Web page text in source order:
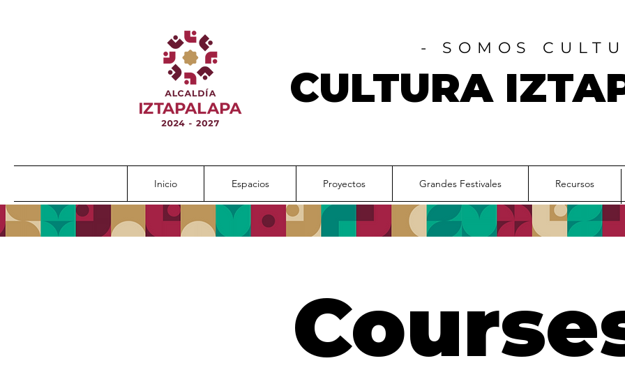
- SOMOS
CULTURA
Inicio Espacios Proyectos Grandes Festivales Recursos